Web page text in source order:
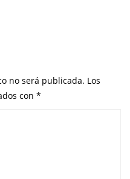
no será publicada. Los
con *